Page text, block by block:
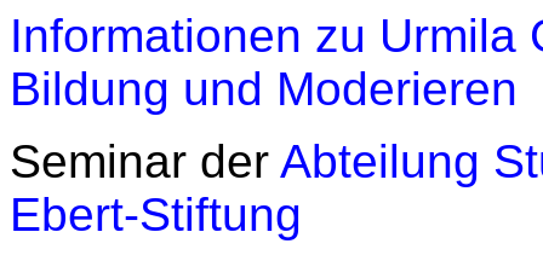
Informationen zu Urmila
Bildung und Moderieren
Seminar der Abteilung
Ebert-Stiftung